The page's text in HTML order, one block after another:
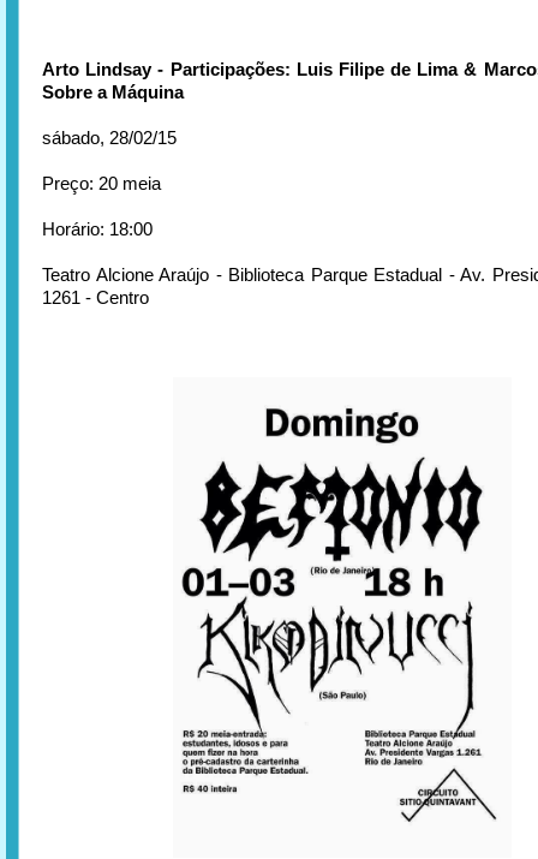
Arto Lindsay - Participações: Luis Filipe de Lima &
Sobre a Máquina
sábado, 28/02/15
Preço: 20 meia
Horário: 18:00
Teatro Alcione Araújo - Biblioteca Parque Estadual - Av.
1261 - Centro